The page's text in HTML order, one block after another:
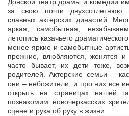
Донской театр драмы и комедии
за свою почти
славных актерских династий.
яркая, самобытная,
летопись казачьего
менее яркие и самобытные
прежние, влюбляются, женятся
часто бывает, их дети тоже,
родителей. Актерские семьи –
они – небожители, и про них все
открыть на страницах нашей
познакомим новочеркасских
сцене и рука об руку в жизни…